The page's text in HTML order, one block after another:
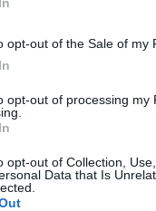
opt-out of the Sale of my
opt-out of processing my
opt-out of Collection,
Data that Is
che c’è
decisamente
della legge.
della
revocate
che siamo in